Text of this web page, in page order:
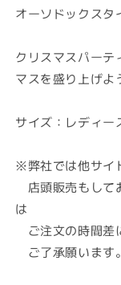
タ
ロ
ス
子
ク
リ
マ
Christmas★
ロ
ス
オーソドックスタ
クリスマスパーテ
マスを盛り上げよ
サイズ：レディー
※弊社では他サイ
店頭販売もして
は
ご注文の時間差
ご了承願います。